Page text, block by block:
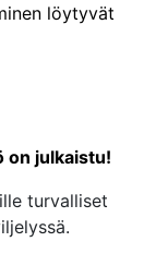
löytyvät
on julkaistu!
turvalliset